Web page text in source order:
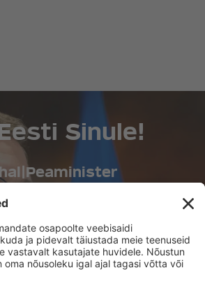
Sinule!
Peaminister